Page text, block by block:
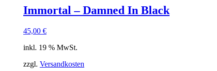
Immortal – Damned In Black
45,00 €
inkl. 19 % MwSt.
zzgl. Versandkosten